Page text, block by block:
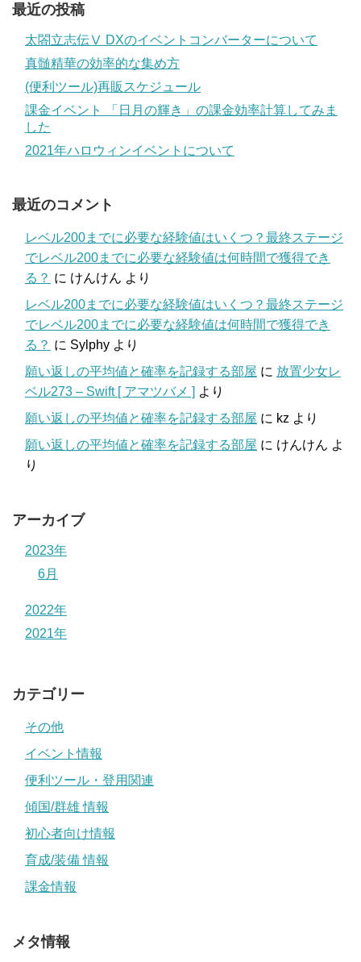
最近の投稿
太閤立志伝Ⅴ DXのイベントコンバーターについて
真髄精華の効率的な集め方
(便利ツール)再販スケジュール
課金イベント 「日月の輝き」の課金効率計算してみま
した
2021年ハロウィンイベントについて
最近のコメント
レベル200までに必要な経験値はいくつ？最終ステージ
でレベル200までに必要な経験値は何時間で獲得でき
る？ に けんけん より
レベル200までに必要な経験値はいくつ？最終ステージ
でレベル200までに必要な経験値は何時間で獲得でき
る？ に Sylphy より
願い返しの平均値と確率を記録する部屋 に 放置少女レ
ベル273 – Swift [ アマツバメ ] より
願い返しの平均値と確率を記録する部屋 に kz より
願い返しの平均値と確率を記録する部屋 に けんけん よ
り
アーカイブ
2023年
6月
2022年
2021年
カテゴリー
その他
イベント情報
便利ツール・登用関連
傾国/群雄 情報
初心者向け情報
育成/装備 情報
課金情報
メタ情報